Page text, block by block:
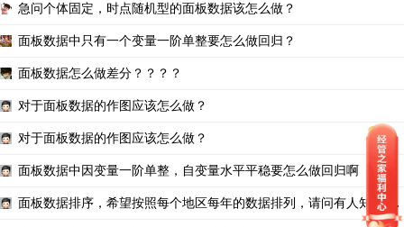
急问个体固定，时点随机型的面板数据该怎么做？
面板数据中只有一个变量一阶单整要怎么做回归？
面板数据怎么做差分？？？？
对于面板数据的作图应该怎么做？
对于面板数据的作图应该怎么做？
面板数据中因变量一阶单整，自变量水平平稳要怎么做回归啊
面板数据排序，希望按照每个地区每年的数据排列，请问有人知道该